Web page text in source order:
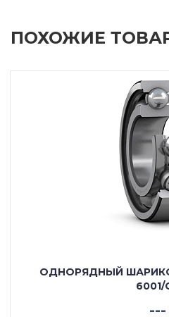
ПОХОЖИЕ
ОДНОРЯДНЫЙ
6001/
---